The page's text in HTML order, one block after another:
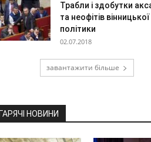
Трабли і здобутки
та неофітів вінницької
політики
02.07.2018
завантажити більше
НОВИНИ